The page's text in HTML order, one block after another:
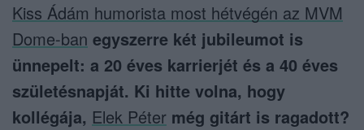
Kiss Ádám humorista most hétvégén az MVM
Dome-ban egyszerre két jubileumot is
ünnepelt: a 20 éves karrierjét és a 40 éves
születésnapját. Ki hitte volna, hogy
kollégája, Elek Péter még gitárt is ragadott?